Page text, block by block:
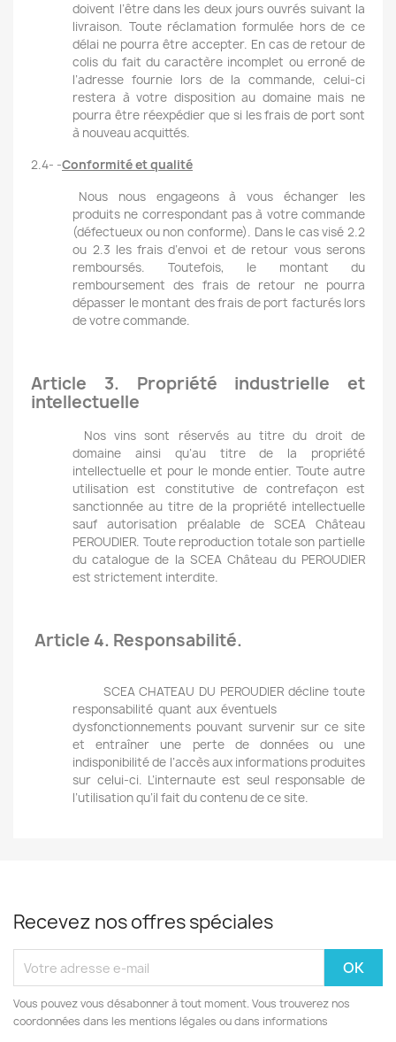
doivent l’être dans les deux jours ouvrés suivant la
livraison. Toute réclamation formulée hors de ce
délai ne pourra être accepter. En cas de retour de
colis du fait du caractère incomplet ou erroné de
l’adresse fournie lors de la commande, celui-ci
restera à votre disposition au domaine mais ne
pourra être réexpédier que si les frais de port sont
à nouveau acquittés.
2.4- -Conformité et qualité
Nous nous engageons à vous échanger les
produits ne correspondant pas à votre commande
(défectueux ou non conforme). Dans le cas visé 2.2
ou 2.3 les frais d’envoi et de retour vous serons
remboursés. Toutefois, le montant du
remboursement des frais de retour ne pourra
dépasser le montant des frais de port facturés lors
de votre commande.
Article 3. Propriété industrielle et
intellectuelle
Nos vins sont réservés au titre du droit de
domaine ainsi qu’au titre de la propriété
intellectuelle et pour le monde entier. Toute autre
utilisation est constitutive de contrefaçon est
sanctionnée au titre de la propriété intellectuelle
sauf autorisation préalable de SCEA Château
PEROUDIER. Toute reproduction totale son partielle
du catalogue de la SCEA Château du PEROUDIER
est strictement interdite.
Article 4. Responsabilité.
SCEA CHATEAU DU PEROUDIER décline toute
responsabilité quant aux éventuels
dysfonctionnements pouvant survenir sur ce site
et entraîner une perte de données ou une
indisponibilité de l’accès aux informations produites
sur celui-ci. L’internaute est seul responsable de
l’utilisation qu’il fait du contenu de ce site.
Recevez nos offres spéciales
Vous pouvez vous désabonner à tout moment. Vous trouverez nos
coordonnées dans les mentions légales ou dans informations